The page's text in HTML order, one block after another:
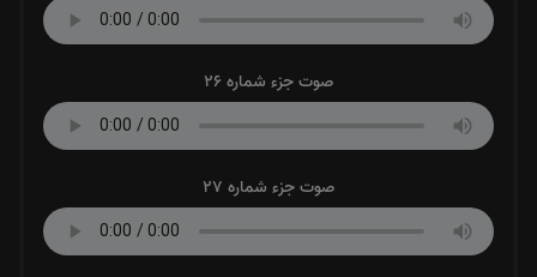
صوت جزء شماره 26
صوت جزء شماره 27